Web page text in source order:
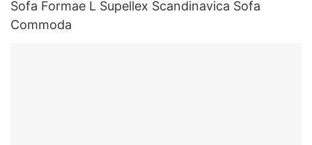
Sofa Formae L Supellex Scandinavica Sofa
Commoda